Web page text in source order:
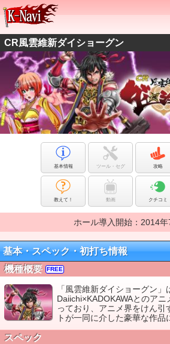
CR風雲維新ダイショーグン
基本情報 ツール・セグ 攻略
教えて！ 動画 クチコミ
ホール導入開始：2014年
基本・スペック・初打ち情報
機種概要
FREE
「風雲維新ダイショーグン」
Daiichi×KADOKAWAとのア
っており、アニメ界をけん引
トが一同に介した豪華な作品
スペック